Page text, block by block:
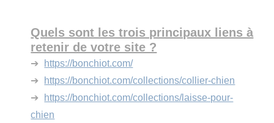
Quels sont les trois principaux liens à
retenir de votre site ?
➔
https://bonchiot.com/
➔
https://bonchiot.com/collections/collier-chien
➔
https://bonchiot.com/collections/laisse-pour-
chien